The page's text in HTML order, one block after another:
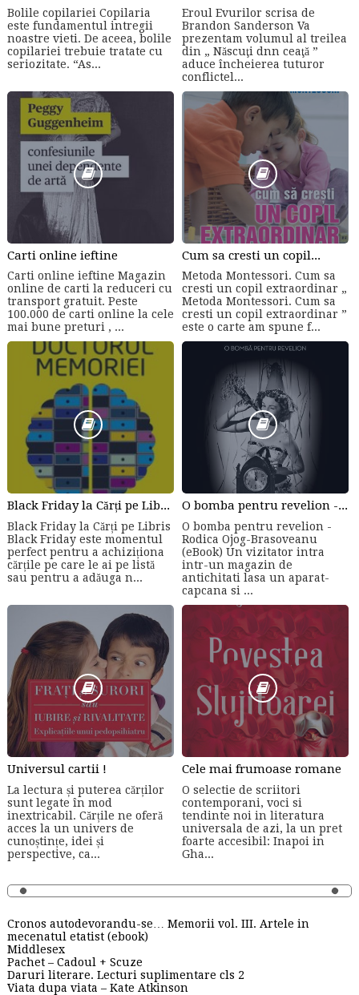
Bolile copilariei Copilaria
este fundamentul intregii
noastre vieti. De aceea, bolile
copilariei trebuie tratate cu
seriozitate. “As...
Eroul Evurilor scrisa de
Brandon Sanderson Va
prezentam volumul al treilea
din „ Născuţi dnn ceaţă ”
aduce încheierea tuturor
conflictel...
Carti online ieftine
Carti online ieftine Magazin
online de carti la reduceri cu
transport gratuit. Peste
100.000 de carti online la cele
mai bune preturi , ...
Cum sa cresti un copil...
Metoda Montessori. Cum sa
cresti un copil extraordinar „
Metoda Montessori. Cum sa
cresti un copil extraordinar ”
este o carte am spune f...
Black Friday la Cărți pe Libris
Black Friday la Cărți pe Libris
Black Friday este momentul
perfect pentru a achiziționa
cărțile pe care le ai pe listă
sau pentru a adăuga n...
O bomba pentru revelion - Rodica Ojog-Brasoveanu (eBook)
O bomba pentru revelion -
Rodica Ojog-Brasoveanu
(eBook) Un vizitator intra
intr-un magazin de
antichitati lasa un aparat-
capcana si ...
Universul cartii !
La lectura și puterea cărților
sunt legate în mod
inextricabil. Cărțile ne oferă
acces la un univers de
cunoștințe, idei și
perspective, ca...
Cele mai frumoase romane
O selectie de scriitori
contemporani, voci si
tendinte noi in literatura
universala de azi, la un pret
foarte accesibil: Inapoi in
Gha...
Cronos autodevorandu-se… Memorii vol. III. Artele in
mecenatul etatist (ebook)
Middlesex
Pachet – Cadoul + Scuze
Daruri literare. Lecturi suplimentare cls 2
Viata dupa viata – Kate Atkinson